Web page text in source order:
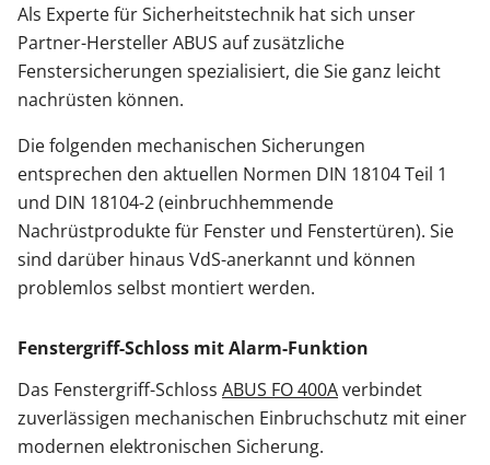
Als Experte für Sicherheitstechnik hat sich unser
Partner-Hersteller ABUS auf zusätzliche
Fenstersicherungen spezialisiert, die Sie ganz leicht
nachrüsten können.
Die folgenden mechanischen Sicherungen
entsprechen den aktuellen Normen DIN 18104 Teil 1
und DIN 18104-2 (einbruchhemmende
Nachrüstprodukte für Fenster und Fenstertüren). Sie
sind darüber hinaus VdS-anerkannt und können
problemlos selbst montiert werden.
Fenstergriff-Schloss mit Alarm-Funktion
Das Fenstergriff-Schloss ABUS FO 400Averbindet
zuverlässigen mechanischen Einbruchschutz mit einer
modernen elektronischen Sicherung.